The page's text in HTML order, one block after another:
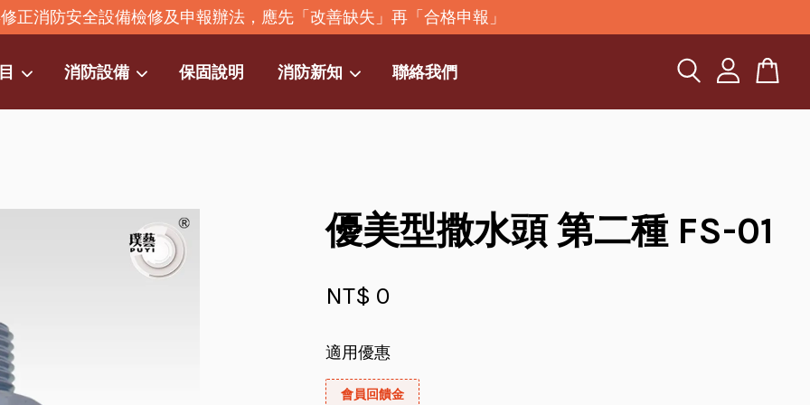
正消防安全設備檢修及申報辦法，應先「改善缺失」再「合格申報」
消防設備 保固說明 消防新知 聯絡我們
優美型撒水頭 第二種 FS-01
NT$ 0
適用優惠
會員回饋金
繼續購物